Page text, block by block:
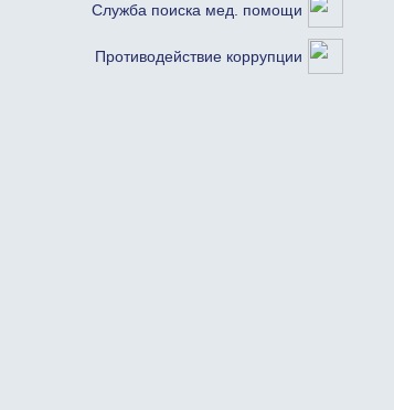
Служба поиска мед. помощи
Противодействие коррупции